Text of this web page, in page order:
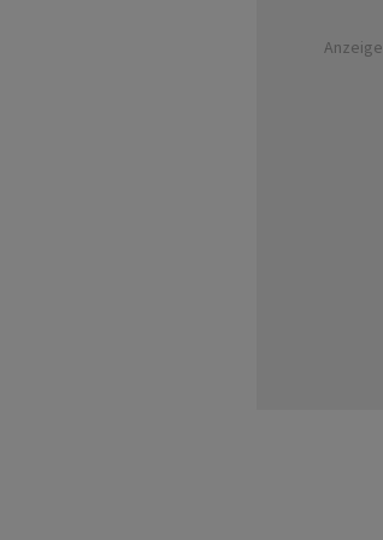
Anzeige